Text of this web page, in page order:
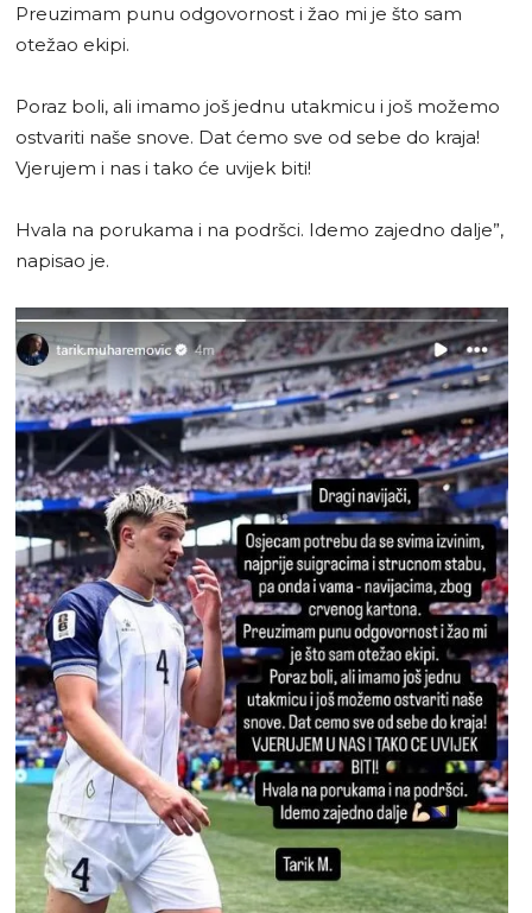
Preuzimam punu odgovornost i žao mi je što sam
otežao ekipi.
Poraz boli, ali imamo još jednu utakmicu i još možemo
ostvariti naše snove. Dat ćemo sve od sebe do kraja!
Vjerujem i nas i tako će uvijek biti!
Hvala na porukama i na podršci. Idemo zajedno dalje”,
napisao je.